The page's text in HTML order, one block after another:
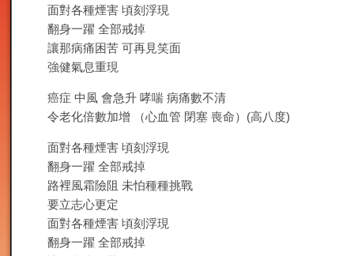
面對各種煙害 頃刻浮現
翻身一躍 全部戒掉
讓那病痛困苦 可再見笑面
強健氣息重現
癌症 中風 會急升 哮喘 病痛數不清
令老化倍數加增 （心血管 閉塞 喪命）(高八度)
面對各種煙害 頃刻浮現
翻身一躍 全部戒掉
路裡風霜險阻 未怕種種挑戰
要立志心更定
面對各種煙害 頃刻浮現
翻身一躍 全部戒掉